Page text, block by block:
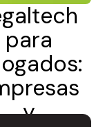
para
y